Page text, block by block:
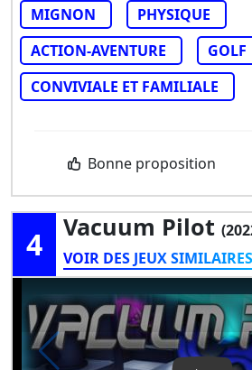
MIGNON
PHYSIQUE
ACTION-AVENTURE
GOLF
CONVIVIALE ET FAMILIALE
Bonne proposition
4 Vacuum Pilot
VOIR DES JEUX SIMILAIRES